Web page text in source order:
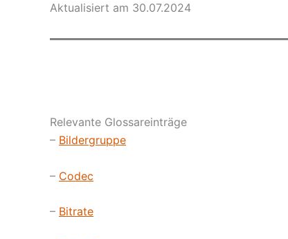
Aktualisiert am 30.07.2024
Relevante Glossareinträge
– Bildergruppe
– Codec
– Bitrate